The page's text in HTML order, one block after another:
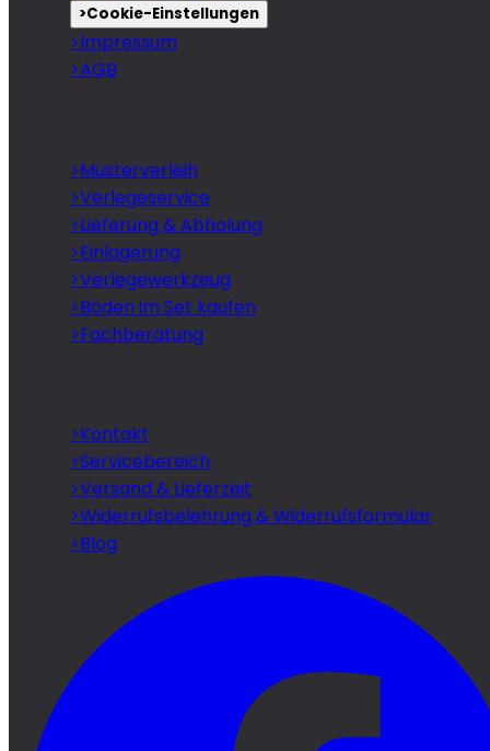
>Cookie-Einstellungen
>Impressum
>AGB
>Musterverleih
>Verlegeservice
>Lieferung & Abholung
>Einlagerung
>Verlegewerkzeug
>Böden im Set kaufen
>Fachberatung
>Kontakt
>Servicebereich
>Versand & Lieferzeit
>Widerrufsbelehrung & Widerrufsformular
>Blog